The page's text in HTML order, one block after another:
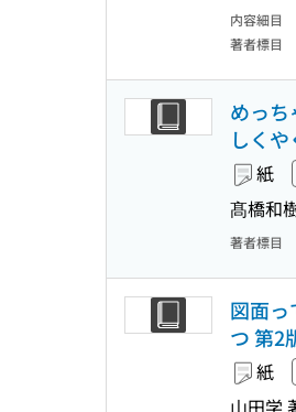
内容細目
著者標目
めっ
しく
紙
髙橋和
著者標目
図面
つ 第2
紙
山田学